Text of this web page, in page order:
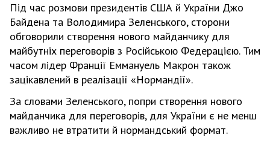
Під час розмови президентів США й України Джо
Байдена та Володимира Зеленського, сторони
обговорили створення нового майданчику для
майбутніх переговорів з Російською Федерацією. Тим
часом лідер Франції Еммануель Макрон також
зацікавлений в реалізації «Нормандії».
За словами Зеленського, попри створення нового
майданчика для переговорів, для України є не менш
важливо не втратити й нормандський формат.